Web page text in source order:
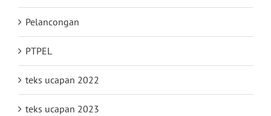
Pelancongan
PTPEL
teks ucapan 2022
teks ucapan 2023